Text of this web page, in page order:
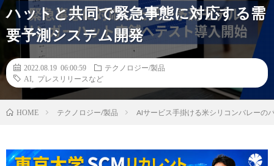
ハットと共同で緊急事態に対応する需
要予測システム開発
2022.08.19 06:00:59
テクノロジー/製品
AI
プレスリリースなど
HOME テクノロジー/製品 AIサービス手掛ける米シリコンバレーの